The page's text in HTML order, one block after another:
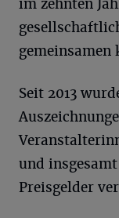
im zehnten
gemeinsamen
Seit 2013
und
Preisgelder